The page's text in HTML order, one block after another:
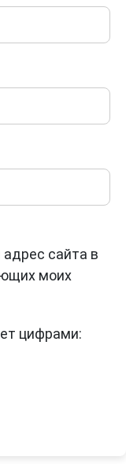
сайта в
моих
цифрами: